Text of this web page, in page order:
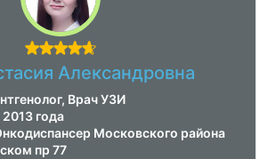
Александровна
Врач УЗИ
года
Московского района
пр 77